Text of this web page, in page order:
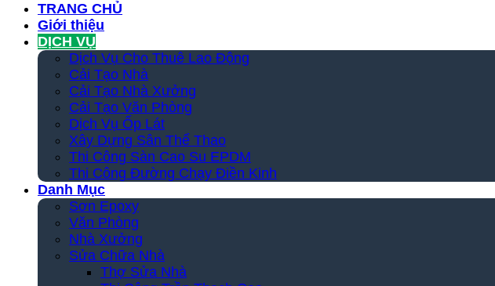
TRANG CHỦ
Giới thiệu
DỊCH VỤ
Dịch Vụ Cho Thuê Lao Động
Cải Tạo Nhà
Cải Tạo Nhà Xưởng
Cải Tạo Văn Phòng
Dịch Vụ Ốp Lát
Xây Dựng Sân Thể Thao
Thi Công Sàn Cao Su EPDM
Thi Công Đường Chạy Điền Kinh
Danh Mục
Sơn Epoxy
Văn Phòng
Nhà Xưởng
Sửa Chữa Nhà
Thợ Sửa Nhà